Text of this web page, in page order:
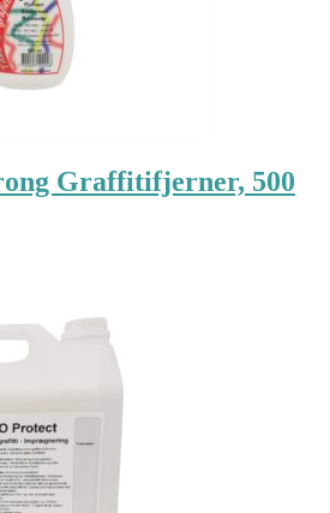
Graffitifjerner, 500